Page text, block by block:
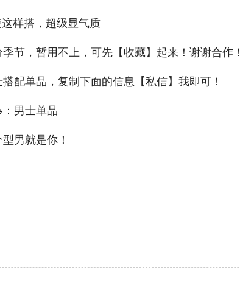
节，暂用不上，可先【收藏】起来！谢谢合作！
配单品，复制下面的信息【私信】我即可！
男士单品
男就是你！